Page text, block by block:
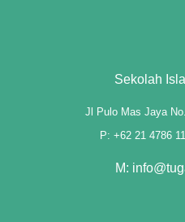
Sekolah
Jl Pulo Mas Jaya
P: +62 21 4786
M: